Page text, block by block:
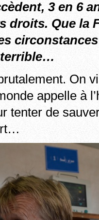
3 en 6
droits. Que la
On
appelle à
tenter de